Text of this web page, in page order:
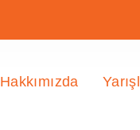
Hakkımızda